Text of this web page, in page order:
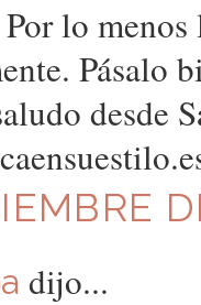
lo
Pásalo
desde
dijo...